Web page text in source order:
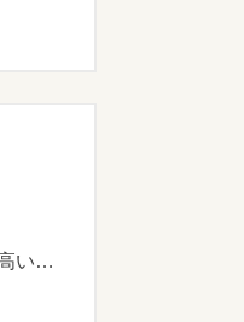
近年、GXやDX、原油・原材料価格の高騰などへの対応といった県内企業が抱える経営課題が高度化・複雑化していることを踏まえ、より高いスキルや豊富な知見を有する「高度アドバイザー」の活用に対し助成することで、ニッチトップや海外展開を目指すなど、本県産業を牽引する企業の更なる成長促進および競争力強化を図ることを目的とします。